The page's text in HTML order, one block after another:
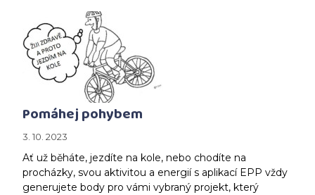
Pomáhej pohybem
3. 10. 2023
Ať už běháte, jezdíte na kole, nebo chodíte na
procházky, svou aktivitou a energií s aplikací EPP vždy
generujete body pro vámi vybraný projekt, který